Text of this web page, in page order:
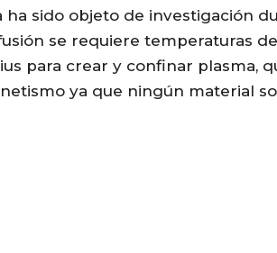
ha sido objeto de investigación
se requiere temperaturas
para crear y confinar plasma,
ya que ningún material